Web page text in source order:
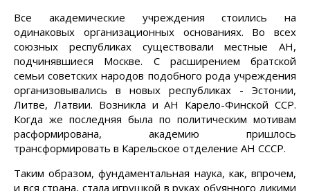
Все академические учреждения стоились на
одинаковых организационных основаниях. Во всех
союзных республиках существовали местные АН,
подчинявшиеся Москве. С расширением братской
семьи советских народов подобного рода учреждения
организовывались в новых республиках - Эстонии,
Литве, Латвии. Возникла и АН Карело-Финской ССР.
Когда же последняя была по политическим мотивам
расформирована, академию пришлось
трансформировать в Карельское отделение АН СССР.
Таким образом, фундаментальная наука, как, впрочем,
и вся страна, стала игрушкой в руках обуянного дикими